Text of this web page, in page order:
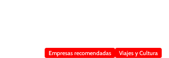
Empresas recomendadas Viajes y Cultura